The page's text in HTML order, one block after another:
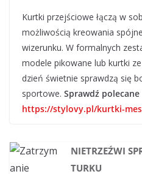
Kurtki przejściowe łączą w
możliwością kreowania
wizerunku. W formalnych
modele pikowane lub kurtki
dzień świetnie sprawdzą się
sportowe. Sprawdź
https://stylovy.pl/kurtki-
NIETRZEŹWI
TURKU